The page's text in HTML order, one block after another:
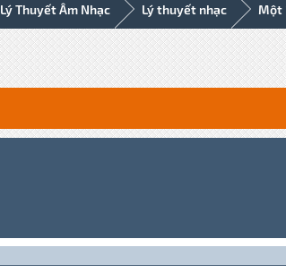
Lý Thuyết Âm Nhạc Lý thuyết nhạc Một